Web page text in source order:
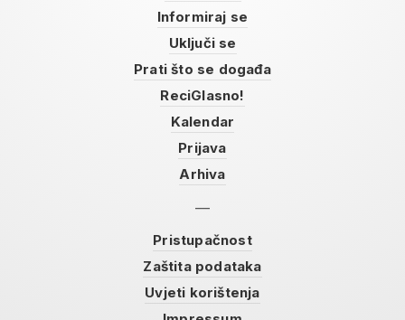
Informiraj se
Uključi se
Prati što se događa
ReciGlasno!
Kalendar
Prijava
Arhiva
Pristupačnost
Zaštita podataka
Uvjeti korištenja